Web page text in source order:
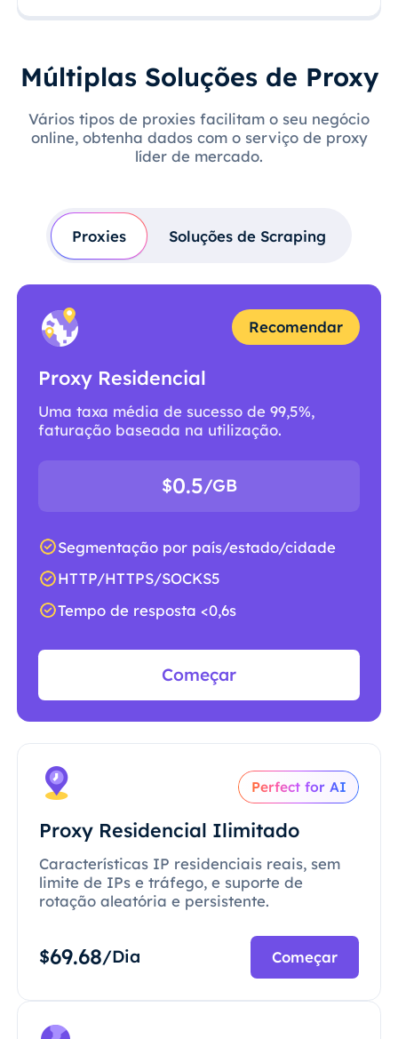
Múltiplas Soluções de Proxy
Vários tipos de proxies facilitam o seu negócio
online, obtenha dados com o serviço de proxy
líder de mercado.
Proxies Soluções de Scraping
Recomendar
Proxy Residencial
Uma taxa média de sucesso de 99,5%,
faturação baseada na utilização.
$0.5/GB
Segmentação por país/estado/cidade
HTTP/HTTPS/SOCKS5
Tempo de resposta <0,6s
Começar
Perfect for AI
Proxy Residencial Ilimitado
Características IP residenciais reais, sem
limite de IPs e tráfego, e suporte de
rotação aleatória e persistente.
$69.68/Dia Começar